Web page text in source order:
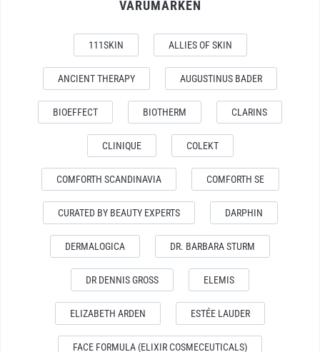
VARUMÄRKEN
111SKIN ALLIES OF SKIN
ANCIENT THERAPY AUGUSTINUS BADER
BIOEFFECT BIOTHERM CLARINS
CLINIQUE COLEKT
COMFORTH SCANDINAVIA COMFORTH SE
CURATED BY BEAUTY EXPERTS DARPHIN
DERMALOGICA DR. BARBARA STURM
DR DENNIS GROSS ELEMIS
ELIZABETH ARDEN ESTÉE LAUDER
FACE FORMULA (ELIXIR COSMECEUTICALS)